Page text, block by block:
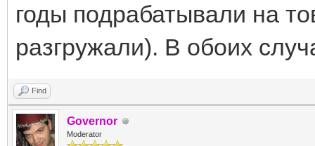
годы подрабатывали на
разгружали). В обоих
Find
Governor
Moderator